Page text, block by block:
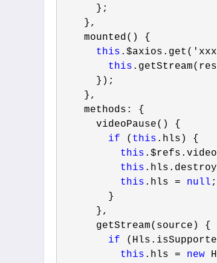
this
this
if ( this .hls) {
this
this
this .hls = null ;
if
this .hls = new